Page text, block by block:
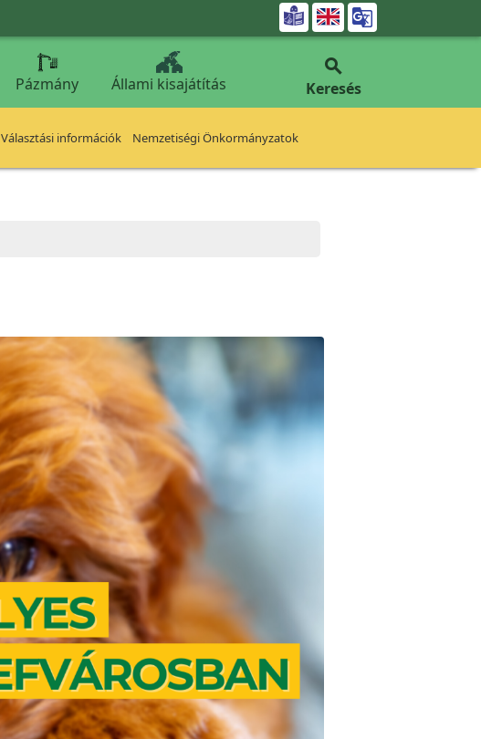

Pázmány Állami kisajátítás

Keresés
Választási információk Nemzetiségi Önkormányzatok